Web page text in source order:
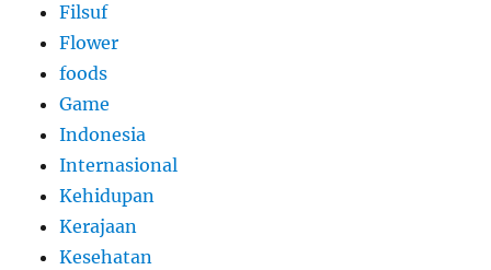
Filsuf
Flower
foods
Game
Indonesia
Internasional
Kehidupan
Kerajaan
Kesehatan